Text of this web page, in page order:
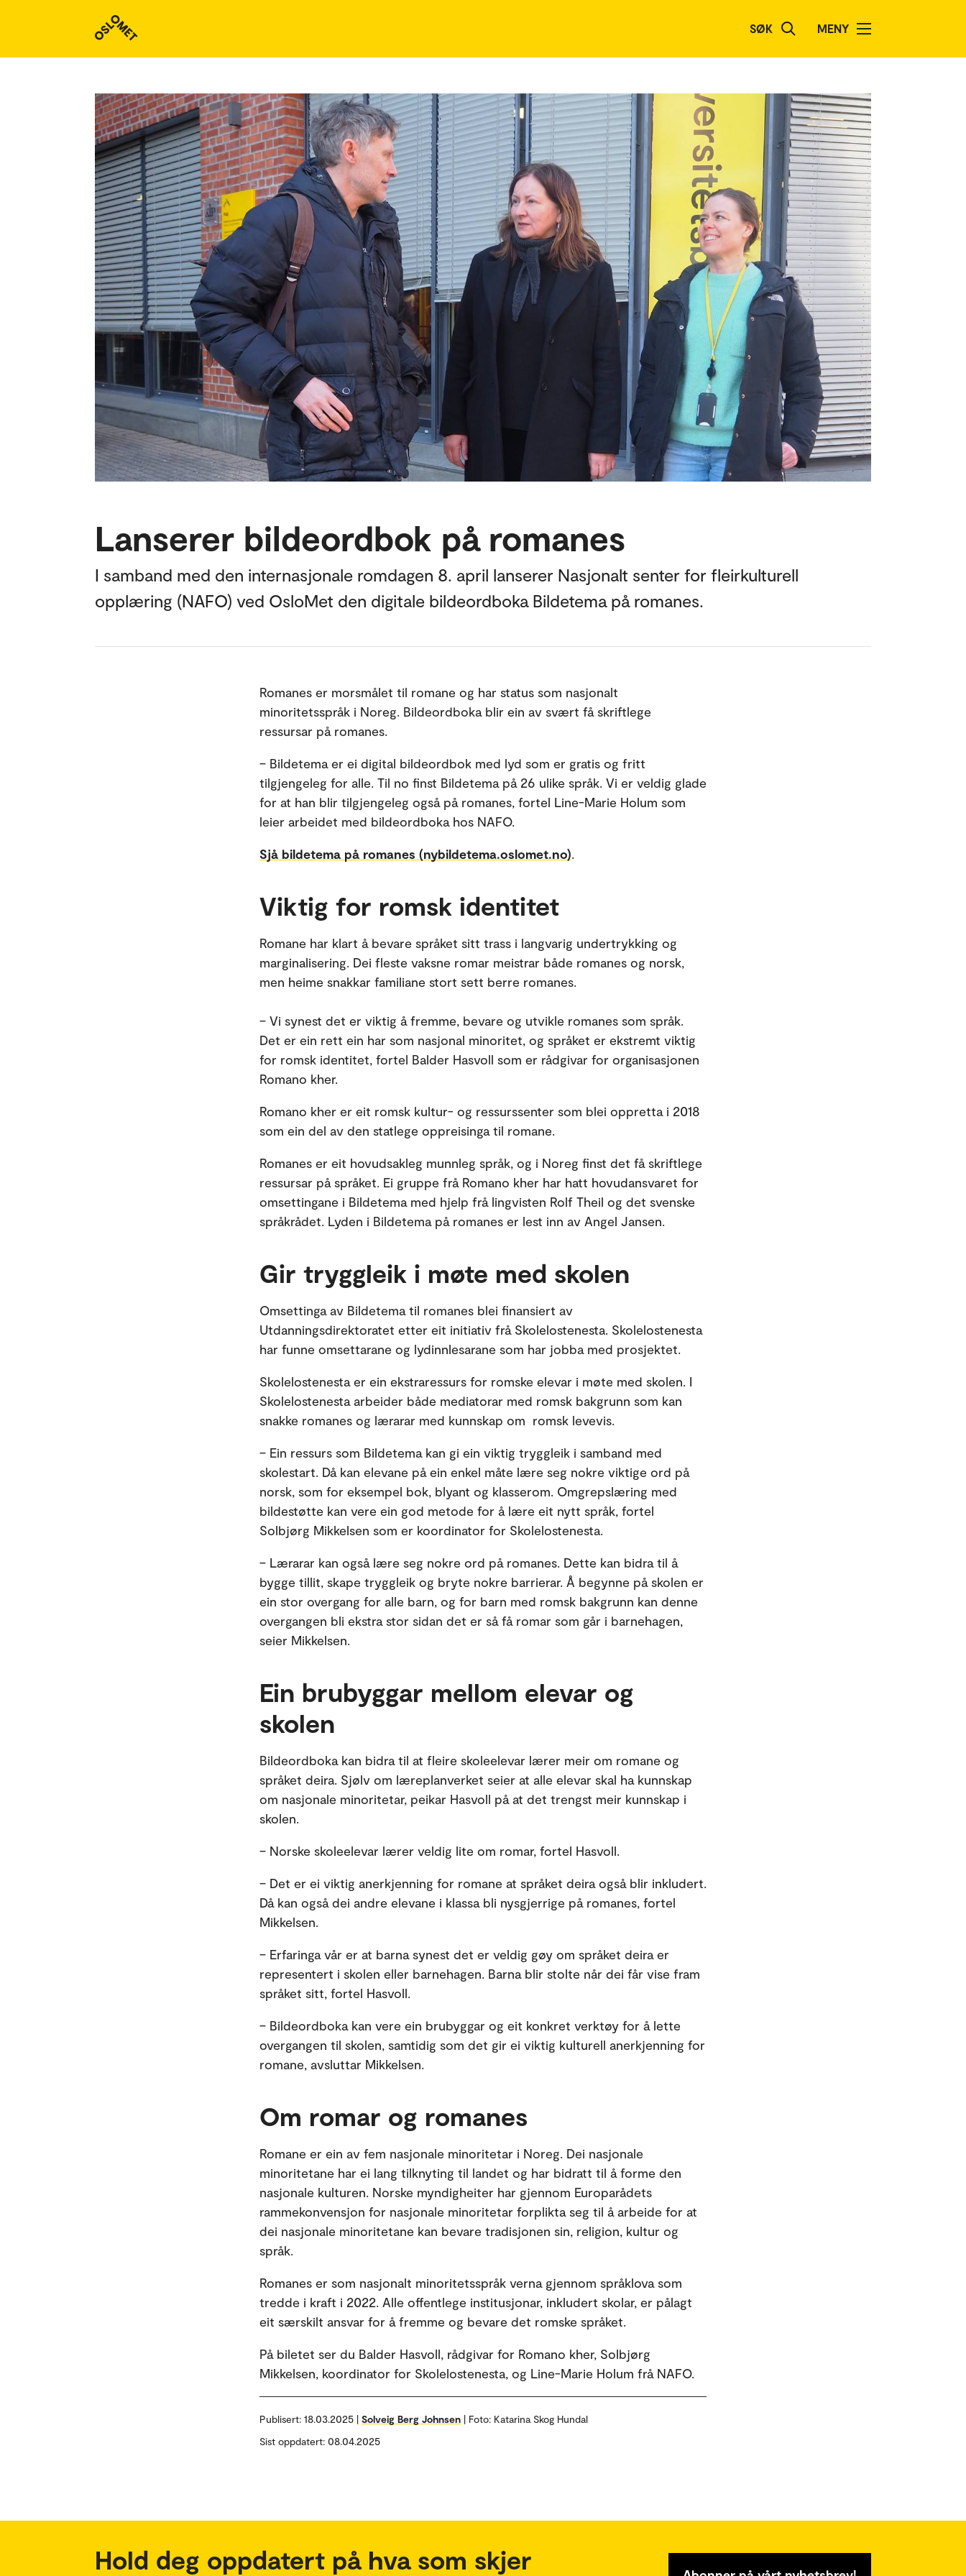
SØK MENY
Lanserer bildeordbok på romanes
I samband med den internasjonale romdagen 8. april lanserer Nasjonalt senter for fleirkulturell
opplæring (NAFO) ved OsloMet den digitale bildeordboka Bildetema på romanes.
Romanes er morsmålet til romane og har status som nasjonalt
minoritetsspråk i Noreg. Bildeordboka blir ein av svært få skriftlege
ressursar på romanes.
– Bildetema er ei digital bildeordbok med lyd som er gratis og fritt
tilgjengeleg for alle. Til no finst Bildetema på 26 ulike språk. Vi er veldig glade
for at han blir tilgjengeleg også på romanes, fortel Line-Marie Holum som
leier arbeidet med bildeordboka hos NAFO.
Sjå bildetema på romanes (nybildetema.oslomet.no).
Viktig for romsk identitet
Romane har klart å bevare språket sitt trass i langvarig undertrykking og
marginalisering. Dei fleste vaksne romar meistrar både romanes og norsk,
men heime snakkar familiane stort sett berre romanes.
– Vi synest det er viktig å fremme, bevare og utvikle romanes som språk.
Det er ein rett ein har som nasjonal minoritet, og språket er ekstremt viktig
for romsk identitet, fortel Balder Hasvoll som er rådgivar for organisasjonen
Romano kher.
Romano kher er eit romsk kultur- og ressurssenter som blei oppretta i 2018
som ein del av den statlege oppreisinga til romane.
Romanes er eit hovudsakleg munnleg språk, og i Noreg finst det få skriftlege
ressursar på språket. Ei gruppe frå Romano kher har hatt hovudansvaret for
omsettingane i Bildetema med hjelp frå lingvisten Rolf Theil og det svenske
språkrådet. Lyden i Bildetema på romanes er lest inn av Angel Jansen.
Gir tryggleik i møte med skolen
Omsettinga av Bildetema til romanes blei finansiert av
Utdanningsdirektoratet etter eit initiativ frå Skolelostenesta. Skolelostenesta
har funne omsettarane og lydinnlesarane som har jobba med prosjektet.
Skolelostenesta er ein ekstraressurs for romske elevar i møte med skolen. I
Skolelostenesta arbeider både mediatorar med romsk bakgrunn som kan
snakke romanes og lærarar med kunnskap om romsk levevis.
– Ein ressurs som Bildetema kan gi ein viktig tryggleik i samband med
skolestart. Då kan elevane på ein enkel måte lære seg nokre viktige ord på
norsk, som for eksempel bok, blyant og klasserom. Omgrepslæring med
bildestøtte kan vere ein god metode for å lære eit nytt språk, fortel
Solbjørg Mikkelsen som er koordinator for Skolelostenesta.
– Lærarar kan også lære seg nokre ord på romanes. Dette kan bidra til å
bygge tillit, skape tryggleik og bryte nokre barrierar. Å begynne på skolen er
ein stor overgang for alle barn, og for barn med romsk bakgrunn kan denne
overgangen bli ekstra stor sidan det er så få romar som går i barnehagen,
seier Mikkelsen.
Ein brubyggar mellom elevar og
skolen
Bildeordboka kan bidra til at fleire skoleelevar lærer meir om romane og
språket deira. Sjølv om læreplanverket seier at alle elevar skal ha kunnskap
om nasjonale minoritetar, peikar Hasvoll på at det trengst meir kunnskap i
skolen.
– Norske skoleelevar lærer veldig lite om romar, fortel Hasvoll.
– Det er ei viktig anerkjenning for romane at språket deira også blir inkludert.
Då kan også dei andre elevane i klassa bli nysgjerrige på romanes, fortel
Mikkelsen.
– Erfaringa vår er at barna synest det er veldig gøy om språket deira er
representert i skolen eller barnehagen. Barna blir stolte når dei får vise fram
språket sitt, fortel Hasvoll.
– Bildeordboka kan vere ein brubyggar og eit konkret verktøy for å lette
overgangen til skolen, samtidig som det gir ei viktig kulturell anerkjenning for
romane, avsluttar Mikkelsen.
Om romar og romanes
Romane er ein av fem nasjonale minoritetar i Noreg. Dei nasjonale
minoritetane har ei lang tilknyting til landet og har bidratt til å forme den
nasjonale kulturen. Norske myndigheiter har gjennom Europarådets
rammekonvensjon for nasjonale minoritetar forplikta seg til å arbeide for at
dei nasjonale minoritetane kan bevare tradisjonen sin, religion, kultur og
språk.
Romanes er som nasjonalt minoritetsspråk verna gjennom språklova som
tredde i kraft i 2022. Alle offentlege institusjonar, inkludert skolar, er pålagt
eit særskilt ansvar for å fremme og bevare det romske språket.
På biletet ser du Balder Hasvoll, rådgivar for Romano kher, Solbjørg
Mikkelsen, koordinator for Skolelostenesta, og Line-Marie Holum frå NAFO.
Publisert: 18.03.2025 | Solveig Berg Johnsen | Foto: Katarina Skog Hundal
Sist oppdatert: 08.04.2025
Hold deg oppdatert på hva som skjer